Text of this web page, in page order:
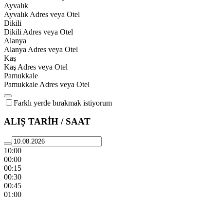
Ayvalık
Ayvalık Adres veya Otel
Dikili
Dikili Adres veya Otel
Alanya
Alanya Adres veya Otel
Kaş
Kaş Adres veya Otel
Pamukkale
Pamukkale Adres veya Otel
Farklı yerde bırakmak istiyorum
ALIŞ TARİH / SAAT
10:00
00:00
00:15
00:30
00:45
01:00